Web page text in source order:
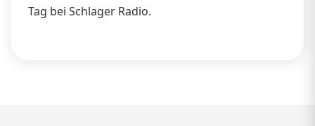
Tag bei Schlager Radio.